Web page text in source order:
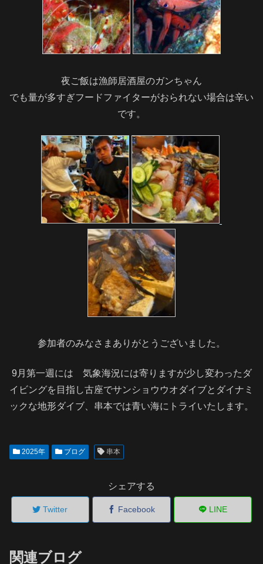
夜ご飯は漁師居酒屋のガンちゃん
でも量が多すぎフードファイターがおられない場合は辛い
です。
参加者のみなさまありがとうございました。
9月第一週には 気象海況には寄りますが少し変わったダ
イビングを目指し古座でサンショウウオダイブとダイナミ
ックな地形ダイブ、串本では青い海にトライいたします。
2025年 ブログ 串本
シェアする
Twitter Facebook LINE
関連ブログ